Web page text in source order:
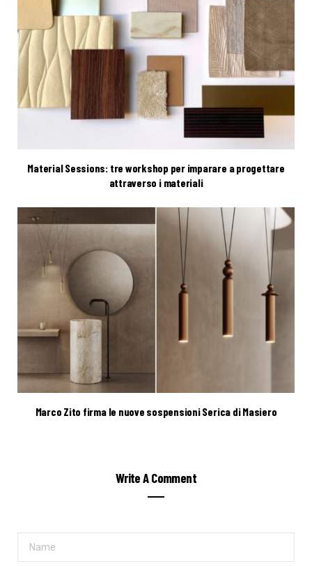
Material Sessions: tre workshop per imparare a progettare
attraverso i materiali
Marco Zito firma le nuove sospensioni Serica di Masiero
Write A Comment